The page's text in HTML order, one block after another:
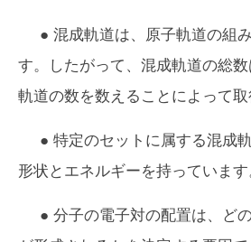
● 混成軌道は、原子軌道の組
す。したがって、混成軌道の総
軌道の数を数えることによって取
● 特定のセットに属する混成
形状とエネルギーを持っています
● 分子の電子対の配置は、ど